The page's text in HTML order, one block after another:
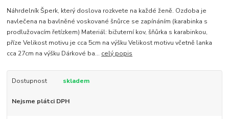
Náhrdelník Šperk, který doslova rozkvete na každé ženě. Ozdoba je
navlečena na bavlněné voskované šnůrce se zapínáním (karabinka s
prodlužovacím řetízkem) Materiál: bižuterní kov, šňůrka s karabinkou,
příze Velikost motivu je cca 5cm na výšku Velikost motivu včetně lanka
cca 27cm na výšku Dárkové ba... celý popis
Dostupnost skladem
Nejsme plátci DPH